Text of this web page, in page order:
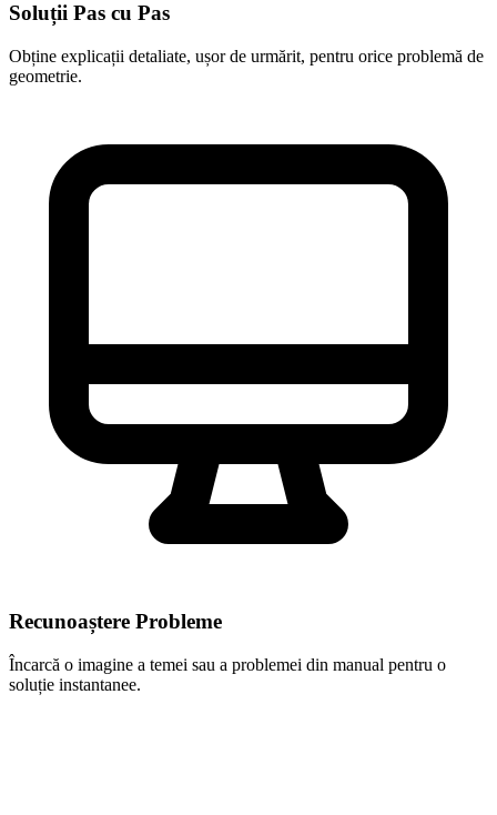
Soluții Pas cu Pas
Obține explicații detaliate, ușor de urmărit, pentru orice problemă de
geometrie.
Recunoaștere Probleme
Încarcă o imagine a temei sau a problemei din manual pentru o
soluție instantanee.